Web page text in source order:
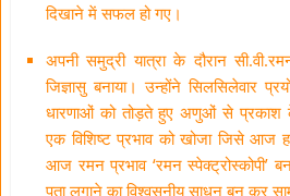
दिखाने में सफल हो गए।
अपनी समुद्री यात्रा के दौरान
जिज्ञासु बनाया। उन्होंने सिलसिलेवार
धारणाओं को तोड़ते हुए अणुओं से प्रकाश
एक विशिष्ट प्रभाव को खोजा जिसे आज
आज रमन प्रभाव ‘रमन
पता लगाने का विश्वसनीय साधन बन कर